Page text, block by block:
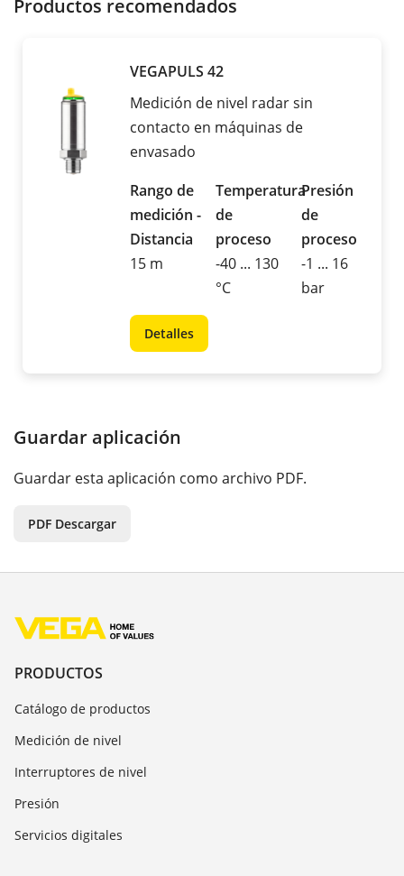
Productos recomendados
VEGAPULS 42
Medición de nivel radar sin
contacto en máquinas de
envasado
Rango de
medición -
Distancia
15 m
Temperatura
de
proceso
-40 ... 130
°C
Presión
de
proceso
-1 ... 16
bar
Detalles
Guardar aplicación
Guardar esta aplicación como archivo PDF.
PDF Descargar
PRODUCTOS
Catálogo de productos
Medición de nivel
Interruptores de nivel
Presión
Servicios digitales